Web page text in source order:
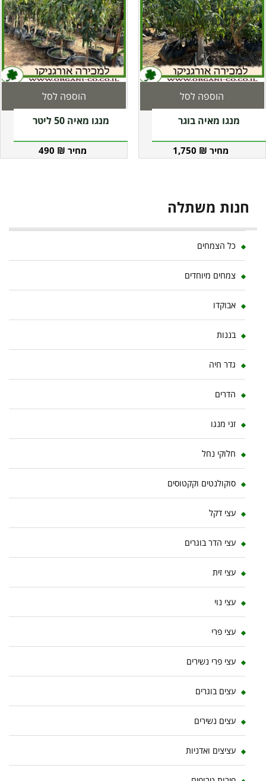
מנגו מאיה בוגר
1,750 ₪
הוספה לסל
מנגו מאיה 50 ליטר
490 ₪
הוספה לסל
חנות משתלה
כל הצמחים
צמחים מיוחדים
אבוקדו
בננות
גדר חיה
הדרים
זני מנגו
חלוקי נחל
סוקולנטים וקקטוסים
עצי דקל
עצי הדר בוגרים
עצי זית
עצי נוי
עצי פרי
עצי פרי נשירים
עצים בוגרים
עצים נשירים
עציצים ואדניות